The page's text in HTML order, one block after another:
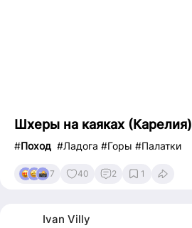
Шхеры на каяках (Карелия)
#Поход #Ладога #Горы #Палатки
7 40 2 1
Ivan Villy